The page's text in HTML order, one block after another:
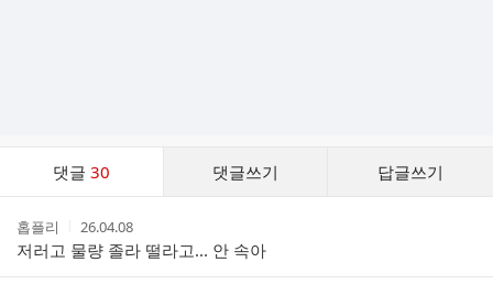
댓글30 댓글쓰기 답글쓰기
스
작
성
자
홉플리
작
성
시
간
26.04.08
저러고 물량 졸라 떨라고... 안 속아